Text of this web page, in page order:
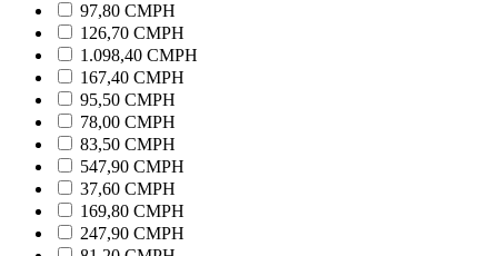
97,80 CMPH
126,70 CMPH
1.098,40 CMPH
167,40 CMPH
95,50 CMPH
78,00 CMPH
83,50 CMPH
547,90 CMPH
37,60 CMPH
169,80 CMPH
247,90 CMPH